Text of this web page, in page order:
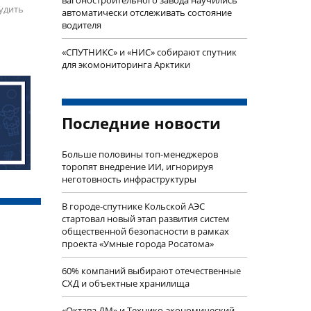
автоматически отслеживать состояние
водителя
«СПУТНИКС» и «НИС» собирают спутник
для экомониторинга Арктики
Последние новости
Больше половины топ-менеджеров
торопят внедрение ИИ, игнорируя
неготовность инфраструктуры
В городе-спутнике Кольской АЭС
стартовал новый этап развития систем
общественной безопасности в рамках
проекта «Умные города Росатома»
60% компаний выбирают отечественные
СХД и объектные хранилища